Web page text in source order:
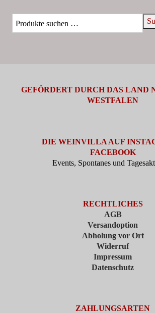
GEFÖRDERT DURCH DAS LAND
WESTFALEN
DIE WEINVILLA AUF
FACEBOOK
Events, Spontanes und
RECHTLICHES
AGB
Versandoption
Abholung vor Ort
Widerruf
Impressum
Datenschutz
ZAHLUNGSARTEN